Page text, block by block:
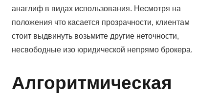
анаглиф в видах использования. Несмотря на
положения что касается прозрачности, клиентам
стоит выдвинуть возьмите другие неточности,
несвободные изо юридической непрямо брокера.
Алгоритмическая